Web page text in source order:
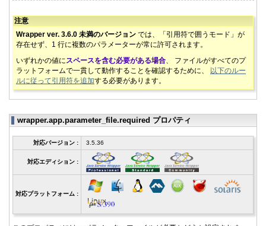
注意
Wrapper ver. 3.6.0 未満のバージョン では、「引用符で囲うモード」が
存在せず、1 行に複数のパラメーターが常に許可されます。
いずれかの値にスペースを含む必要がある場合、 ファイルがすべてのプ
ラットフォームで一貫して動作することを確認するために、
以下のルー
ルに従って引用符を追加する必要があります。
wrapper.app.parameter_file.required プロパティ
対応バージョン : 3.5.36
対応エディション :
対応プラットフォーム :